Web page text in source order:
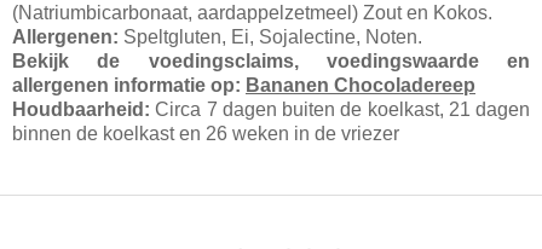
(Natriumbicarbonaat, aardappelzetmeel) Zout en Kokos.
Allergenen: Speltgluten, Ei, Sojalectine, Noten.
Bekijk de voedingsclaims, voedingswaarde en
allergenen informatie op: Bananen Chocoladereep
Houdbaarheid:Circa 7 dagen buiten de koelkast, 21 dagen
binnen de koelkast en 26 weken in de vriezer